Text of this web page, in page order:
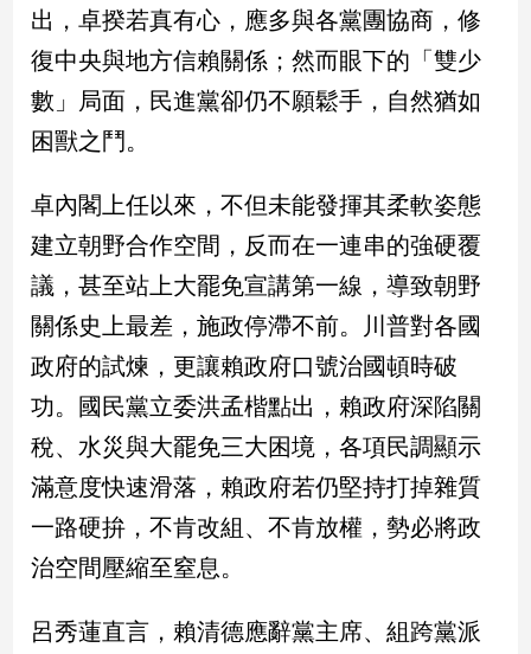
社
會/
地
方
新
毒
專
區
南
台
灣
觀
點
南
灣
點
出，卓揆若真有心，應多與各黨團協商，修
復中央與地方信賴關係；然而眼下的「雙少
數」局面，民進黨卻仍不願鬆手，自然猶如
困獸之鬥。
卓內閣上任以來，不但未能發揮其柔軟姿態
建立朝野合作空間，反而在一連串的強硬覆
議，甚至站上大罷免宣講第一線，導致朝野
關係史上最差，施政停滯不前。川普對各國
政府的試煉，更讓賴政府口號治國頓時破
功。國民黨立委洪孟楷點出，賴政府深陷關
稅、水災與大罷免三大困境，各項民調顯示
滿意度快速滑落，賴政府若仍堅持打掉雜質
一路硬拚，不肯改組、不肯放權，勢必將政
治空間壓縮至窒息。
呂秀蓮直言，賴清德應辭黨主席、組跨黨派